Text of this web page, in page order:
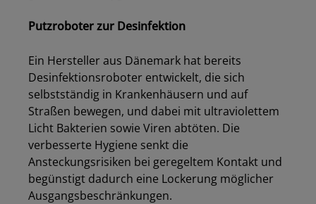
Putzroboter zur Desinfektion
Ein Hersteller aus Dänemark hat bereits
Desinfektionsroboter entwickelt, die sich
selbstständig in Krankenhäusern und auf
Straßen bewegen, und dabei mit ultraviolettem
Licht Bakterien sowie Viren abtöten. Die
verbesserte Hygiene senkt die
Ansteckungsrisiken bei geregeltem Kontakt und
begünstigt dadurch eine Lockerung möglicher
Ausgangsbeschränkungen.